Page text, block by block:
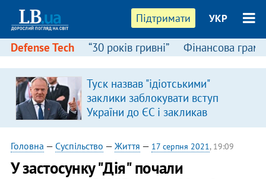
Підтримати УКР
Defense Tech “30 років гривні” Фінансова
Туск назвав "ідіотськими"
заклики заблокувати вступ
України до ЄС і закликав
припинити антиукраїнську
риторику
Головна — Суспільство — Життя — 17 серпня 2021, 19:09
У застосунку "Дія" почали